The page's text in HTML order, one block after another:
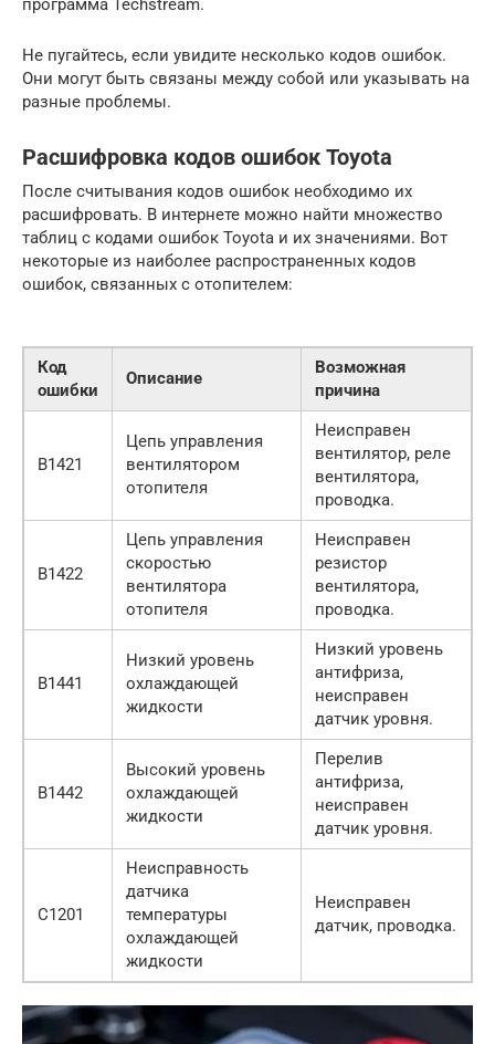
программа Techstream.
Не пугайтесь, если увидите несколько кодов ошибок.
Они могут быть связаны между собой или указывать на
разные проблемы.
Расшифровка кодов ошибок Toyota
После считывания кодов ошибок необходимо их
расшифровать. В интернете можно найти множество
таблиц с кодами ошибок Toyota и их значениями. Вот
некоторые из наиболее распространенных кодов
ошибок, связанных с отопителем:
Код
ошибки
Описание
Возможная
причина
B1421
Цепь управления
вентилятором
отопителя
Неисправен
вентилятор, реле
вентилятора,
проводка.
B1422
Цепь управления
скоростью
вентилятора
отопителя
Неисправен
резистор
вентилятора,
проводка.
B1441
Низкий уровень
охлаждающей
жидкости
Низкий уровень
антифриза,
неисправен
датчик уровня.
B1442
Высокий уровень
охлаждающей
жидкости
Перелив
антифриза,
неисправен
датчик уровня.
C1201
Неисправность
датчика
температуры
охлаждающей
жидкости
Неисправен
датчик, проводка.